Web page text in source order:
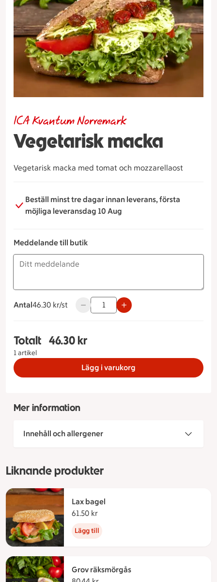
Vegetarisk macka
ICA Kvantum Norremark
Vegetarisk macka med tomat och mozzarellaost
Beställ minst tre dagar innan leverans, första
möjliga leveransdag 10 Aug
Meddelande till butik
Antal
46.30 kronor styck
46.30 kr/st Använd knapparna för att minska
Totalt
1 artikel
Totalt 1 stycken Vegetarisk macka, 46.30 kronor
46.30 kr
Lägg i varukorg
Mer information
Innehåll och allergener
Liknande produkter
Lax bagel
61.50 kr
Lägg till
Grov räksmörgås